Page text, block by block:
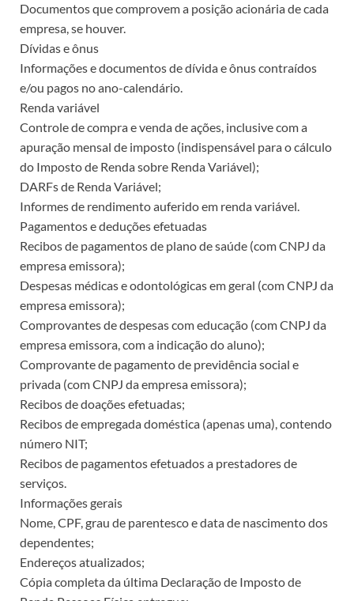
Documentos que comprovem a posição acionária de cada
empresa, se houver.
Dívidas e ônus
Informações e documentos de dívida e ônus contraídos
e/ou pagos no ano-calendário.
Renda variável
Controle de compra e venda de ações, inclusive com a
apuração mensal de imposto (indispensável para o cálculo
do Imposto de Renda sobre Renda Variável);
DARFs de Renda Variável;
Informes de rendimento auferido em renda variável.
Pagamentos e deduções efetuadas
Recibos de pagamentos de plano de saúde (com CNPJ da
empresa emissora);
Despesas médicas e odontológicas em geral (com CNPJ da
empresa emissora);
Comprovantes de despesas com educação (com CNPJ da
empresa emissora, com a indicação do aluno);
Comprovante de pagamento de previdência social e
privada (com CNPJ da empresa emissora);
Recibos de doações efetuadas;
Recibos de empregada doméstica (apenas uma), contendo
número NIT;
Recibos de pagamentos efetuados a prestadores de
serviços.
Informações gerais
Nome, CPF, grau de parentesco e data de nascimento dos
dependentes;
Endereços atualizados;
Cópia completa da última Declaração de Imposto de